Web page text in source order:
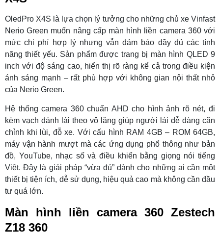
OledPro X4S là lựa chọn lý tưởng cho những chủ xe Vinfast
Nerio Green muốn nâng cấp màn hình liền camera 360 với
mức chi phí hợp lý nhưng vẫn đảm bảo đầy đủ các tính
năng thiết yếu. Sản phẩm được trang bị màn hình QLED 9
inch với độ sáng cao, hiển thị rõ ràng kể cả trong điều kiện
ánh sáng mạnh – rất phù hợp với không gian nội thất nhỏ
của Nerio Green.
Hệ thống camera 360 chuẩn AHD cho hình ảnh rõ nét, đi
kèm vạch đánh lái theo vô lăng giúp người lái dễ dàng căn
chỉnh khi lùi, đỗ xe. Với cấu hình RAM 4GB – ROM 64GB,
máy vận hành mượt mà các ứng dụng phổ thông như bản
đồ, YouTube, nhạc số và điều khiển bằng giọng nói tiếng
Việt. Đây là giải pháp “vừa đủ” dành cho những ai cần một
thiết bị tiện ích, dễ sử dụng, hiệu quả cao mà không cần đầu
tư quá lớn.
Màn hình liền camera 360 Zestech
Z18 360